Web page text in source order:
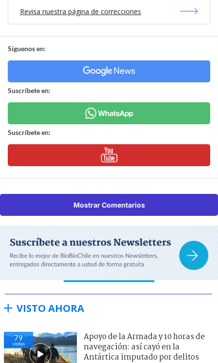
Revisa nuestra página de correcciones
Síguenos en:
Suscríbete en:
Suscríbete en:
Mostrar Comentarios
VISTO AHORA
79
visitas
Apoyo de la Armada y 10 horas de
navegación: así cayó en la
Antártica imputado por delitos